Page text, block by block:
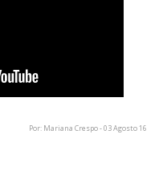
Por: Mariana Crespo - 03 Agosto 16